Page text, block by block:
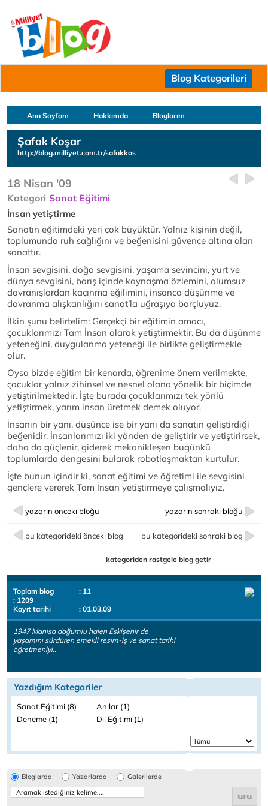
Blog Kategorileri
Ana Sayfam Hakkımda Bloglarım
Şafak Koşar
http://blog.milliyet.com.tr/safakkos
18 Nisan '09
Kategori Sanat Eğitimi
İnsan yetiştirme
Sanatın eğitimdeki yeri çok büyüktür. Yalnız kişinin değil,
toplumunda ruh sağlığını ve beğenisini güvence altına alan
sanattır.
İnsan sevgisini, doğa sevgisini, yaşama sevincini, yurt ve
dünya sevgisini, barış içinde kaynaşma özlemini, olumsuz
davranışlardan kaçınma eğilimini, insanca düşünme ve
davranma alışkanlığını sanat’la uğraşıya borçluyuz.
İlkin şunu belirtelim: Gerçekçi bir eğitimin amacı,
çocuklarımızı Tam İnsan olarak yetiştirmektir. Bu da düşünme
yeteneğini, duygulanma yeteneği ile birlikte geliştirmekle
olur.
Oysa bizde eğitim bir kenarda, öğrenime önem verilmekte,
çocuklar yalnız zihinsel ve nesnel olana yönelik bir biçimde
yetiştirilmektedir. İşte burada çocuklarımızı tek yönlü
yetiştirmek, yarım insan üretmek demek oluyor.
İnsanın bir yanı, düşünce ise bir yanı da sanatın geliştirdiği
beğenidir. İnsanlarımızı iki yönden de geliştirir ve yetiştirirsek,
daha da güçlenir, giderek mekanikleşen bugünkü
toplumlarda dengesini bularak robotlaşmaktan kurtulur.
İşte bunun içindir ki, sanat eğitimi ve öğretimi ile sevgisini
gençlere vererek Tam İnsan yetiştirmeye çalışmalıyız.
yazarın önceki bloğu yazarın sonraki bloğu
bu kategorideki önceki blog bu kategorideki sonraki blog
kategoriden rastgele blog getir
Toplam blog
: 11
: 1209
Kayıt tarihi
: 01.03.09
1947 Manisa doğumlu halen Eskişehir de
yaşamını sürdüren emekli resim-iş ve sanat tarihi
öğretmeniyi..
Yazdığım Kategoriler
Sanat Eğitimi (8)
Anılar (1)
Deneme (1)
Dil Eğitimi (1)
Bloglarda Yazarlarda Galerilerde